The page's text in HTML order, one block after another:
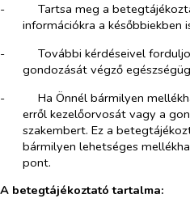
-​
Tartsa meg a
információkra a későbbiekben
-​
További kérdéseivel
gondozását végző
-​
Ha Önnél bármilyen
erről kezelőorvosát vagy a
szakembert. Ez a
bármilyen lehetséges
pont.
A betegtájékoztató tartalma: